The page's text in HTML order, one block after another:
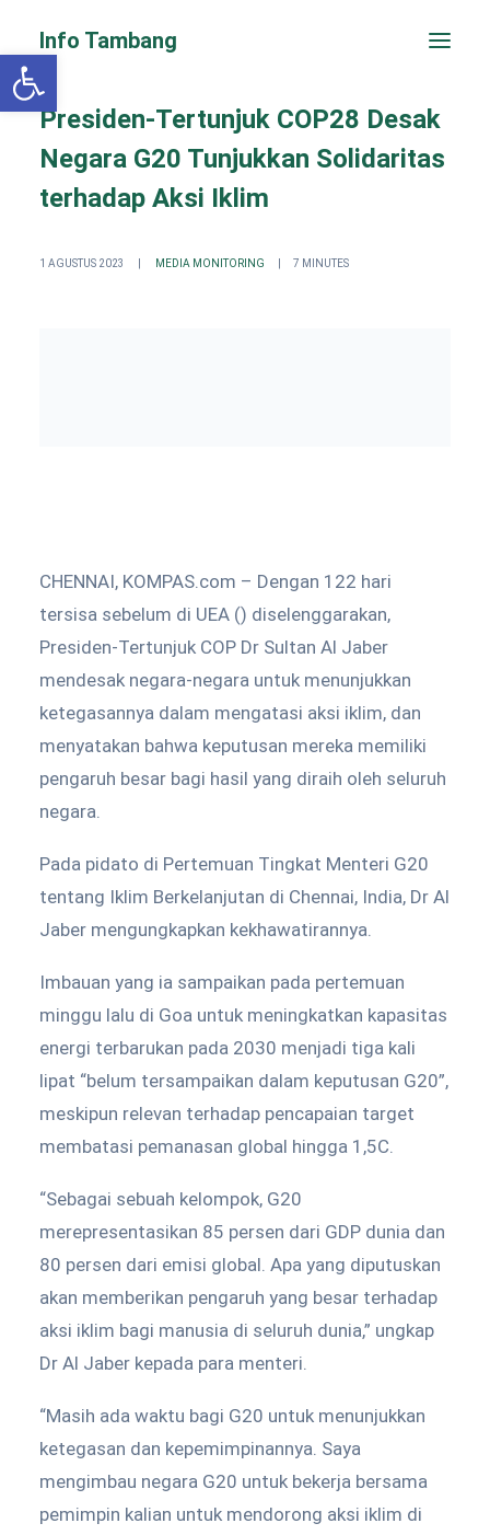
Info Tambang
Presiden-Tertunjuk COP28 Desak
Negara G20 Tunjukkan Solidaritas
terhadap Aksi Iklim
1 AGUSTUS 2023 MEDIA MONITORING 7 MINUTES
CHENNAI, KOMPAS.com – Dengan 122 hari
tersisa sebelum di UEA () diselenggarakan,
Presiden-Tertunjuk COP Dr Sultan Al Jaber
mendesak negara-negara untuk menunjukkan
ketegasannya dalam mengatasi aksi iklim, dan
menyatakan bahwa keputusan mereka memiliki
pengaruh besar bagi hasil yang diraih oleh seluruh
negara.
Pada pidato di Pertemuan Tingkat Menteri G20
tentang Iklim Berkelanjutan di Chennai, India, Dr Al
Jaber mengungkapkan kekhawatirannya.
Imbauan yang ia sampaikan pada pertemuan
minggu lalu di Goa untuk meningkatkan kapasitas
energi terbarukan pada 2030 menjadi tiga kali
lipat “belum tersampaikan dalam keputusan G20”,
meskipun relevan terhadap pencapaian target
membatasi pemanasan global hingga 1,5C.
“Sebagai sebuah kelompok, G20
merepresentasikan 85 persen dari GDP dunia dan
80 persen dari emisi global. Apa yang diputuskan
akan memberikan pengaruh yang besar terhadap
aksi iklim bagi manusia di seluruh dunia,” ungkap
Dr Al Jaber kepada para menteri.
“Masih ada waktu bagi G20 untuk menunjukkan
ketegasan dan kepemimpinannya. Saya
mengimbau negara G20 untuk bekerja bersama
pemimpin kalian untuk mendorong aksi iklim di
Open toolbar